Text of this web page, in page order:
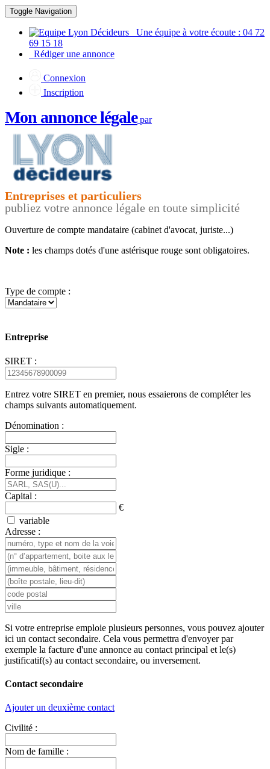
Toggle Navigation
Une équipe à votre écoute : 04 72
69 15 18
Rédiger une annonce
Connexion
Inscription
Mon annonce légalepar
Entreprises et particuliers
publiez votre annonce légale en toute simplicité
Ouverture de compte mandataire (cabinet d'avocat, juriste...)
Note : les champs dotés d'une astérisque rouge sont obligatoires.
Type de compte :
Entreprise
SIRET :
Entrez votre SIRET en premier, nous essaierons de compléter les
champs suivants automatiquement.
Dénomination :
Sigle :
Forme juridique :
Capital :
€
variable
Adresse :
Si votre entreprise emploie plusieurs personnes, vous pouvez ajouter
ici un contact secondaire. Cela vous permettra d'envoyer par
exemple la facture d'une annonce au contact principal et le(s)
justificatif(s) au contact secondaire, ou inversement.
Contact secondaire
Ajouter un deuxième contact
Civilité :
Nom de famille :